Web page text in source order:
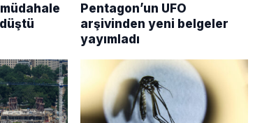
Pentagon’un UFO
arşivinden yeni belgeler
yayımladı